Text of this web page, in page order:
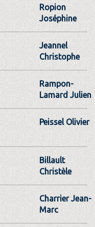
Ropion
Joséphine
Jeannel
Christophe
Rampon-
Lamard Julien
Peissel Olivier
Billault
Christèle
Charrier Jean-
Marc